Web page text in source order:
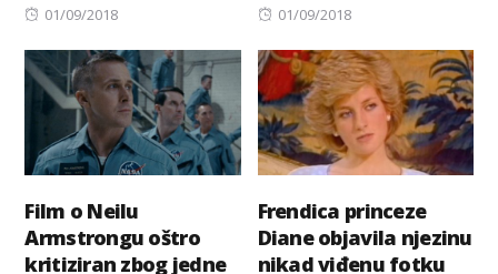
Posted
01/09/2018
Posted
01/09/2018
Film o Neilu
Armstrongu oštro
kritiziran zbog jedne
Frendica princeze
Diane objavila njezinu
nikad viđenu fotku